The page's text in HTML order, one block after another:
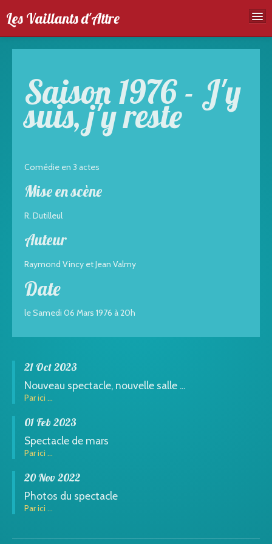
Les Vaillants d'Attre
Spectales
Agenda
Saison 1976 - J'y
suis, j'y reste
Comédie en 3 actes
Mise en scène
R. Dutilleul
Auteur
Raymond Vincy et Jean Valmy
Date
le Samedi 06 Mars 1976 à 20h
21 Oct 2023
Nouveau spectacle, nouvelle salle ...
Par ici ...
01 Feb 2023
Spectacle de mars
Par ici ...
20 Nov 2022
Photos du spectacle
Par ici ...